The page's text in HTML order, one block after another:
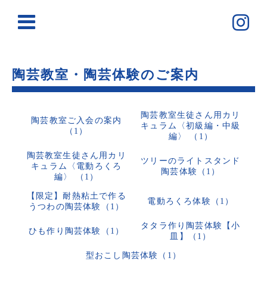
陶芸教室・陶芸体験のご案内
陶芸教室ご入会の案内
（1）
陶芸教室生徒さん用カリ
キュラム〈初級編・中級
編〉 （1）
陶芸教室生徒さん用カリ
キュラム〈電動ろくろ
編〉 （1）
ツリーのライトスタンド
陶芸体験（1）
【限定】耐熱粘土で作る
うつわの陶芸体験（1）
電動ろくろ体験（1）
ひも作り陶芸体験（1）
タタラ作り陶芸体験【小
皿】（1）
型おこし陶芸体験（1）